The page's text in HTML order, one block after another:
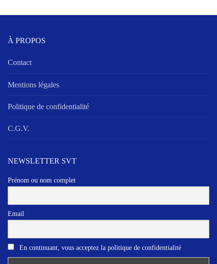
À PROPOS
Contact
Mentions légales
Politique de confidentialité
C.G.V.
NEWSLETTER SVT
Prénom ou nom complet
Email
En continuant, vous acceptez la politique de confidentialité